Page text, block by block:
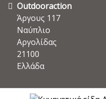
Outdooraction
Άργους 117
Ναύπλιο
Αργολίδας
21100
Ελλάδα